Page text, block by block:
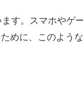
す。スマホやゲ
に、このよう